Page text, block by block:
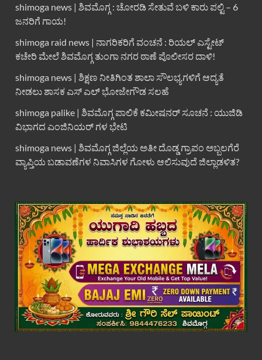
shimoga news | ಶಿವಮೊಗ್ಗ : ಚೋರಡಿ ಸೇತುವೆ ಬಳಿ ಕಾರು ಪಲ್ಟಿ – 6
ಜನರಿಗೆ ಗಾಯ!
shimoga raid news | ನಾಗರಿಕರಿಗೆ ವಂಚನೆ : ರಿಯಲ್ ಎಸ್ಟೇಟ್
ಕಚೇರಿ ಮೇಲೆ ಶಿವಮೊಗ್ಗ ತುಂಗಾ ನಗರ ಠಾಣೆ ಪೊಲೀಸರ ದಾಳಿ!
shimoga news | ಶಿಕ್ಷಣ ನೀತಿಗಿಂತ ಶಾಲಾ ಸೌಲಭ್ಯಗಳಿಗೆ ಆದ್ಯತೆ
ನೀಡಲು ಶಾಸಕ ಎಸ್ ಎಲ್ ಭೋಜೇಗೌಡ ಸಲಹೆ
shimoga palike | ಶಿವಮೊಗ್ಗ ಪಾಲಿಕೆ ಕಮೀಷನರ್ ಸೂಚನೆ : ಯುಜಿಡಿ
ವಿಭಾಗದ ಎಂಜಿನಿಯರ್ ಗಳ ಭೇಟಿ
shimoga news | ಶಿವಮೊಗ್ಗ ಜಿಲ್ಲೆಯ ಅತೀ ದೊಡ್ಡ ಗ್ರಾಪಂ ಅಬ್ಬಲಗೆರೆ
ವ್ಯಾಪ್ತಿಯ ಬಡಾವಣೆಗಳ ನಿವಾಸಿಗಳ ಗೋಳು ಆಲಿಸುವುದೆ ಜಿಲ್ಲಾಡಳಿತ?